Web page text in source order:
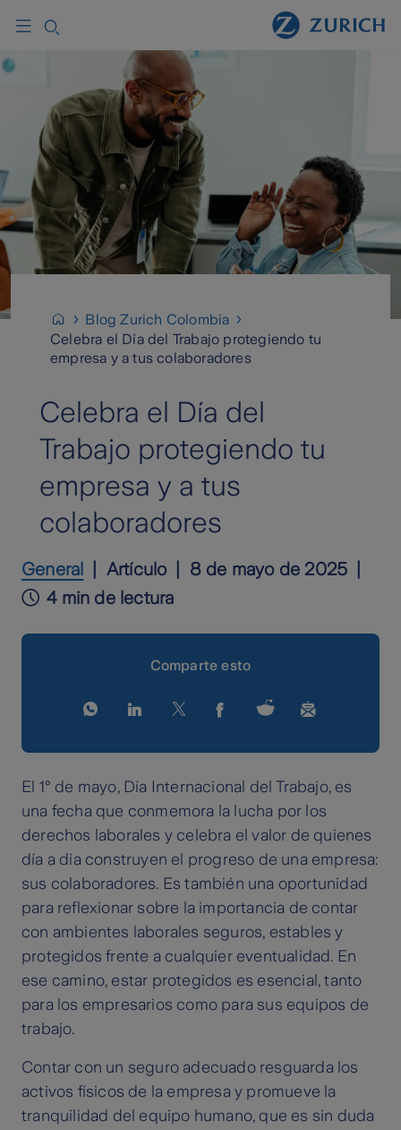
Blog Zurich Colombia
Celebra el Día del Trabajo protegiendo tu
empresa y a tus colaboradores
Celebra el Día del
Trabajo protegiendo tu
empresa y a tus
colaboradores
General Artículo
8 de mayo de 2025
4 min de lectura
Comparte esto
El 1° de mayo, Día Internacional del Trabajo, es
una fecha que conmemora la lucha por los
derechos laborales y celebra el valor de quienes
día a día construyen el progreso de una empresa:
sus colaboradores. Es también una oportunidad
para reflexionar sobre la importancia de contar
con ambientes laborales seguros, estables y
protegidos frente a cualquier eventualidad. En
ese camino, estar protegidos es esencial, tanto
para los empresarios como para sus equipos de
trabajo.
Contar con un seguro adecuado resguarda los
activos físicos de la empresa y promueve la
tranquilidad del equipo humano, que es sin duda